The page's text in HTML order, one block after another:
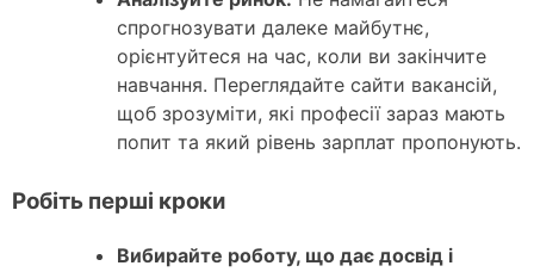
спрогнозувати далеке майбутнє,
орієнтуйтеся на час, коли ви закінчите
навчання. Переглядайте сайти вакансій,
щоб зрозуміти, які професії зараз мають
попит та який рівень зарплат пропонують.
Робіть перші кроки
Вибирайте роботу, що дає досвід і